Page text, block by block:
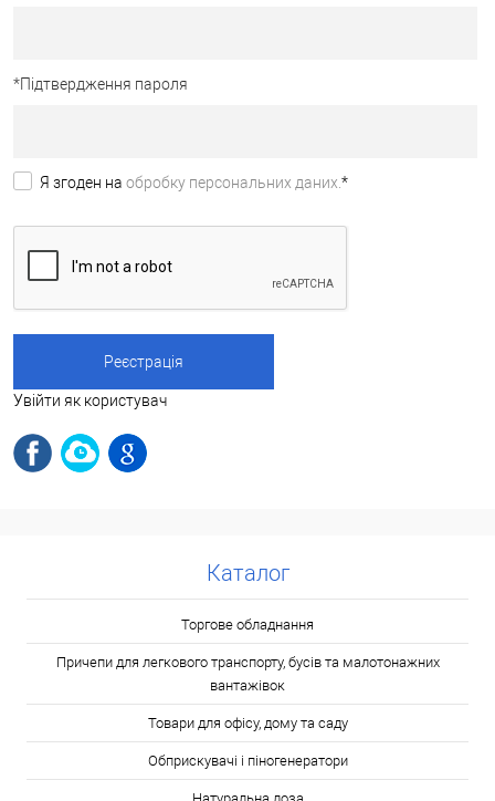
*Підтвердження пароля
Я згоден на обробку персональних даних. *
Увійти як користувач
Каталог
Торгове обладнання
Причепи для легкового транспорту, бусів та малотонажних
вантажівок
Товари для офісу, дому та саду
Обприскувачі і піногенератори